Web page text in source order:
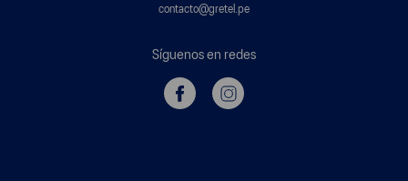
contacto@gretel.pe
Síguenos en redes